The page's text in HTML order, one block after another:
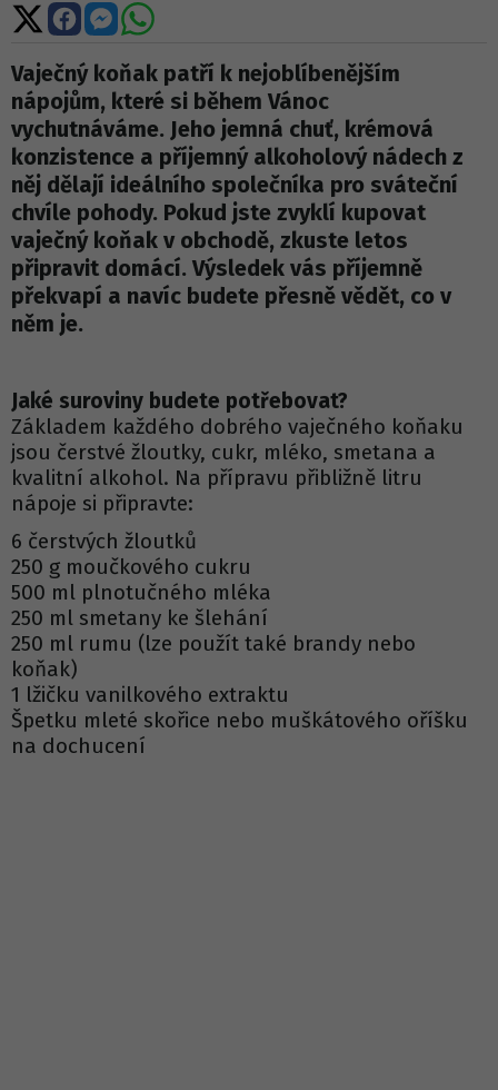
Sdílet
na
X
Sdílet
na
Facebooku
Sdílet
na
Messengeru
Sdílet
WhatsApp
Vaječný koňak patří k nejoblíbenějším
nápojům, které si během Vánoc
vychutnáváme. Jeho jemná chuť, krémová
konzistence a příjemný alkoholový nádech z
něj dělají ideálního společníka pro sváteční
chvíle pohody. Pokud jste zvyklí kupovat
vaječný koňak v obchodě, zkuste letos
připravit domácí. Výsledek vás příjemně
překvapí a navíc budete přesně vědět, co v
něm je.
Jaké suroviny budete potřebovat?
Základem každého dobrého vaječného koňaku
jsou čerstvé žloutky, cukr, mléko, smetana a
kvalitní alkohol. Na přípravu přibližně litru
nápoje si připravte:
6 čerstvých žloutků
250 g moučkového cukru
500 ml plnotučného mléka
250 ml smetany ke šlehání
250 ml rumu (lze použít také brandy nebo
koňak)
1 lžičku vanilkového extraktu
Špetku mleté skořice nebo muškátového oříšku
na dochucení